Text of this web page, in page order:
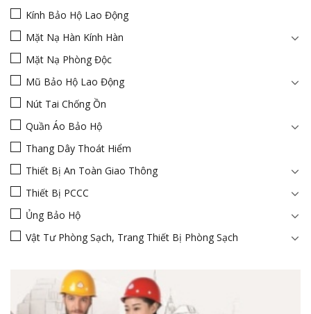
Kính Bảo Hộ Lao Động
Mặt Nạ Hàn Kính Hàn
Mặt Nạ Phòng Độc
Mũ Bảo Hộ Lao Động
Nút Tai Chống Ồn
Quần Áo Bảo Hộ
Thang Dây Thoát Hiểm
Thiết Bị An Toàn Giao Thông
Thiết Bị PCCC
Ủng Bảo Hộ
Vật Tư Phòng Sạch, Trang Thiết Bị Phòng Sạch